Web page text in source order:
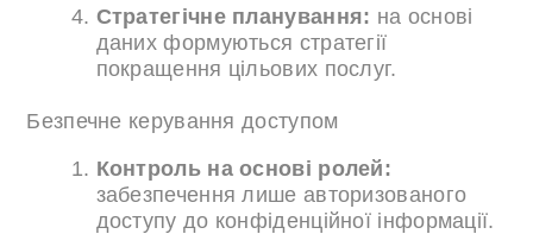
Стратегічне планування: на основі
даних формуються стратегії
покращення цільових послуг.
Безпечне керування доступом
Контроль на основі ролей:
забезпечення лише авторизованого
доступу до конфіденційної інформації.